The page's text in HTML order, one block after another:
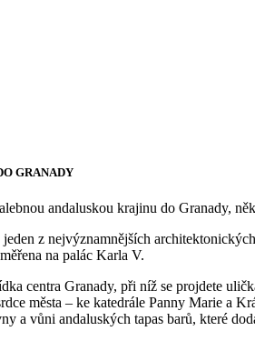
GRANADY
andaluskou krajinu do Granady,
z nejvýznamnějších
na palác Karla V.
centra Granady, při níž se projdete
města – ke katedrále Panny Marie a
a vůni andaluských tapas barů, které